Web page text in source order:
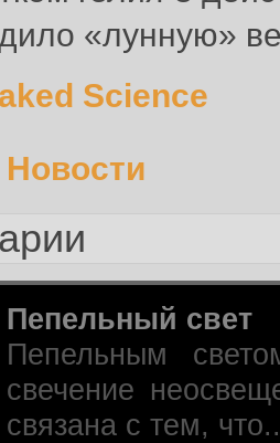
«лунную»
Science
Новости
форме входа в
Пепельный свет
Пепельным
свечение
связана с тем,